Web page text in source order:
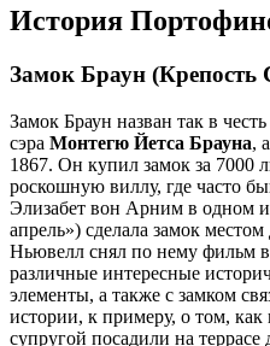
История
Замок Браун
Замок Браун назван так в
сэра Монтегю Йетса Брауна,
1867. Он купил замок за 7000
роскошную виллу, где часто
Элизабет вон Арним в одном
апрель») сделала замок
Ньювелл снял по нему фильм
различные интересные
элементы, а также с замком
истории, к примеру, о том, как
супругой посадили на